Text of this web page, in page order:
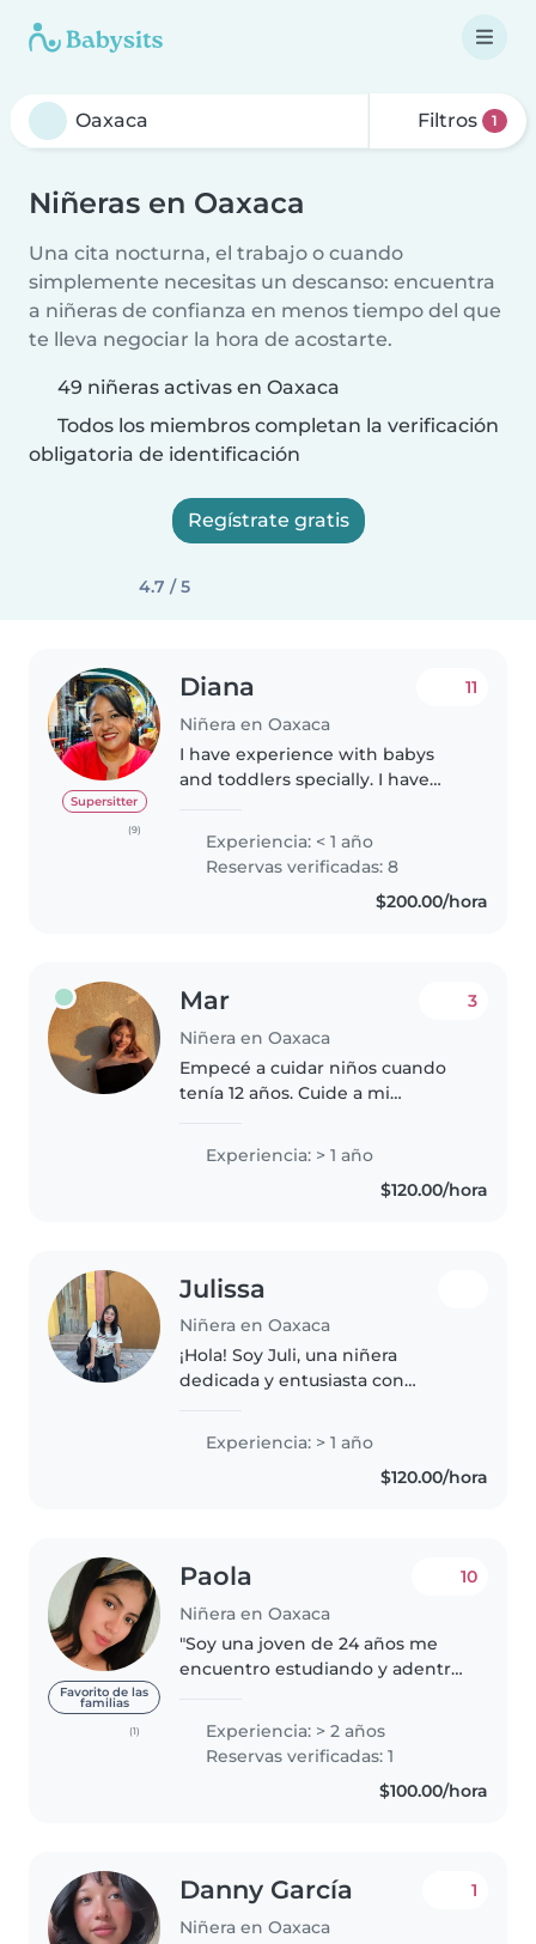
Filtros 1
Niñeras en Oaxaca
Una cita nocturna, el trabajo o cuando
simplemente necesitas un descanso: encuentra
a niñeras de confianza en menos tiempo del que
te lleva negociar la hora de acostarte.
49 niñeras activas en Oaxaca
Todos los miembros completan la verificación
obligatoria de identificación
Regístrate gratis
4.7 / 5
Supersitter
(9)
Diana
Niñera en Oaxaca
11
I have experience with babys
and toddlers specially. I have
daughthers are grown up. I
consider that my best qualities
are to be caring, patient and..
Experiencia: < 1 año
Reservas verificadas: 8
$200.00/hora
Mar
Niñera en Oaxaca
3
Empecé a cuidar niños cuando
tenía 12 años. Cuide a mi
Amo a los niños y tmb cuidar de
ellos, actualmente estoy
Experiencia: > 1 año
$120.00/hora
Julissa
Niñera en Oaxaca
¡Hola! Soy Juli, una niñera
dedicada y entusiasta con
infantil. Trabajé durante dos
meses en un taller de yoga para
niños en Imma.mx, donde
Experiencia: > 1 año
$120.00/hora
Favorito de las
familias
(1)
Paola
Niñera en Oaxaca
10
"Soy una joven de 24 años me
encuentro estudiando y adentras
permitido desarrollar
habilidades valiosas para
interactuar con niños. Mi
Experiencia: > 2 años
Reservas verificadas: 1
$100.00/hora
Danny García
Niñera en Oaxaca
1